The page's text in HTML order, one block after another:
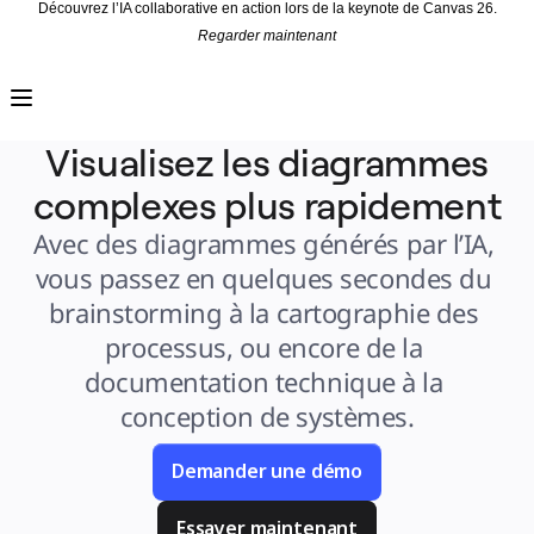
Découvrez l’IA collaborative en action lors de la keynote de Canvas 26.
Regarder maintenant
Engage
Plateforme
Présentation de l’IA
AI Workflows
Connecteurs
Serveur MCP
Explorer les playbooks d’IA
Serveur MCP
Plans d’action
Intégrations
Sécurité
Enterprise Guard
Plateforme de développement
Télécharger les applications
Formats
Tableau blanc
Diagrammes
Kanban
Plannings
Enregistrement
Tables
Documents
Diapositives
Visualisez les diagrammes
complexes plus rapidement
Avec des diagrammes générés par l’IA,
vous passez en quelques secondes du
brainstorming à la cartographie des
processus, ou encore de la
documentation technique à la
conception de systèmes.
Demander une démo
Essayer maintenant